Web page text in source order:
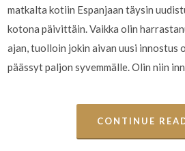
matkalta kotiin Espanjaan täysin
kotona päivittäin. Vaikka olin
ajan, tuolloin jokin aivan uusi innostus
päässyt paljon syvemmälle. Olin niin
CONTINUE